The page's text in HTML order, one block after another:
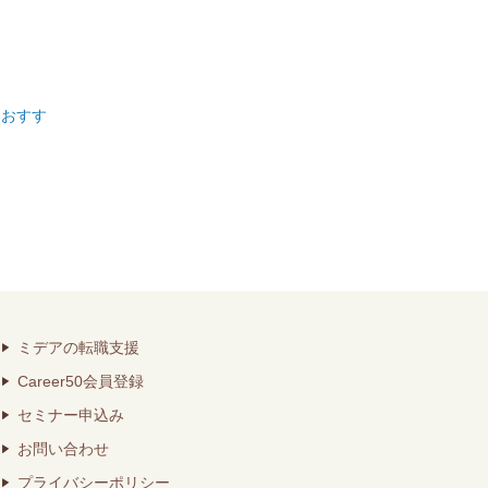
すす
ミデアの転職支援
Career50会員登録
セミナー申込み
お問い合わせ
プライバシーポリシー